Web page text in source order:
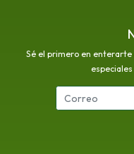
Sé el primero en enterarte